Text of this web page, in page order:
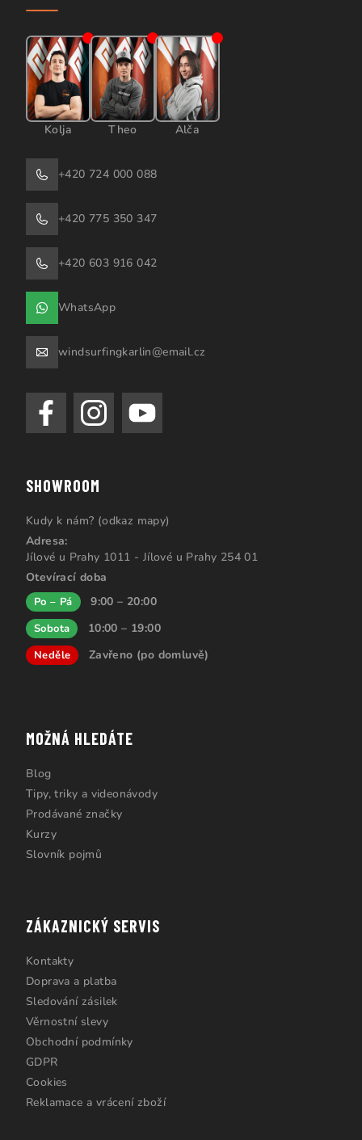
Kolja Theo Alča
+420 724 000 088
+420 775 350 347
+420 603 916 042
WhatsApp
windsurfingkarlin@email.cz
SHOWROOM
Kudy k nám? (odkaz mapy)
Adresa:
Jílové u Prahy 1011 - Jílové u Prahy 254 01
Otevírací doba
Po – Pá 9:00 – 20:00
Sobota 10:00 – 19:00
Neděle Zavřeno (po domluvě)
MOŽNÁ HLEDÁTE
Blog
Tipy, triky a videonávody
Prodávané značky
Kurzy
Slovník pojmů
ZÁKAZNICKÝ SERVIS
Kontakty
Doprava a platba
Sledování zásilek
Věrnostní slevy
Obchodní podmínky
GDPR
Cookies
Reklamace a vrácení zboží